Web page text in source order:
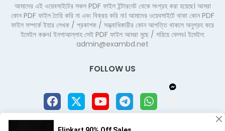
আমাদের এই ওয়েবসাইটের সকল PDF ফাইল ইন্টারনেট থেকে সংগ্রহ করা হয়েছে। আমরা
কোন PDF ফাইল তৈরি করি না এবং বিক্রয় করি না। আমাদের ওয়েবসাইটে থাকা কোন PDF
ফাইল সম্পর্কে ইহার লেখক / প্রকাশক / সত্ত্বাধিকারীর কোন আপত্তি থাকলে অনুগ্রহ করে
ইমেইল করুন। ইনশাআল্লাহ সেই PDF ফাইল আমরা মুছে / সরিয়ে ফেলব। ইমেইল:
admin@exambd.net
FOLLOW US